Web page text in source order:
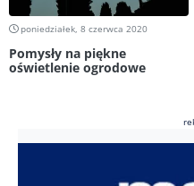
poniedziałek, 8 czerwca 2020
Pomysły na piękne
oświetlenie ogrodowe